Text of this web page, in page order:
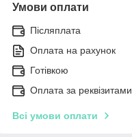
Умови оплати
Післяплата
Оплата на рахунок
Готівкою
Оплата за реквізитами
Всі умови оплати